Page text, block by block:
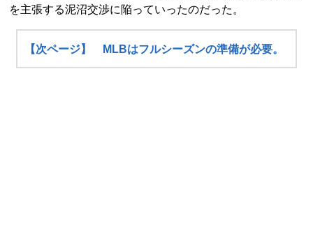
を主張する泥沼交渉に陥っていったのだった。
【次ページ】 MLBはフルシーズンの準備が必要。